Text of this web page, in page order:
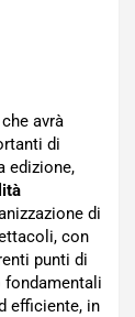
che avrà
di
edizione,
di
con
punti di
efficiente, in